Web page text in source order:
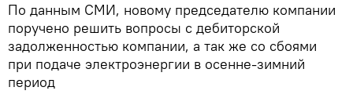
По данным СМИ, новому председателю компании
поручено решить вопросы с дебиторской
задолженностью компании, а так же со сбоями
при подаче электроэнергии в осенне-зимний
период